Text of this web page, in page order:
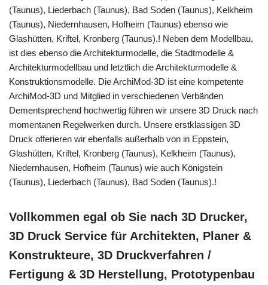
(Taunus), Liederbach (Taunus), Bad Soden (Taunus), Kelkheim
(Taunus), Niedernhausen, Hofheim (Taunus) ebenso wie
Glashütten, Kriftel, Kronberg (Taunus).! Neben dem Modellbau,
ist dies ebenso die Architekturmodelle, die Stadtmodelle &
Architekturmodellbau und letztlich die Architekturmodelle &
Konstruktionsmodelle. Die ArchiMod-3D ist eine kompetente
ArchiMod-3D und Mitglied in verschiedenen Verbänden
Dementsprechend hochwertig führen wir unsere 3D Druck nach
momentanen Regelwerken durch. Unsere erstklassigen 3D
Druck offerieren wir ebenfalls außerhalb von in Eppstein,
Glashütten, Kriftel, Kronberg (Taunus), Kelkheim (Taunus),
Niedernhausen, Hofheim (Taunus) wie auch Königstein
(Taunus), Liederbach (Taunus), Bad Soden (Taunus).!
Vollkommen egal ob Sie nach 3D Drucker,
3D Druck Service für Architekten, Planer &
Konstrukteure, 3D Druckverfahren /
Fertigung & 3D Herstellung, Prototypenbau